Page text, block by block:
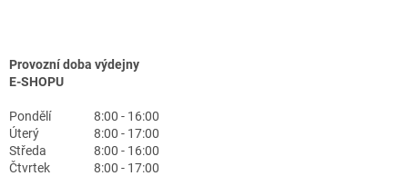
Provozní doba výdejny
E-SHOPU
Pondělí
8:00 - 16:00
Úterý
8:00 - 17:00
Středa
8:00 - 16:00
Čtvrtek
8:00 - 17:00